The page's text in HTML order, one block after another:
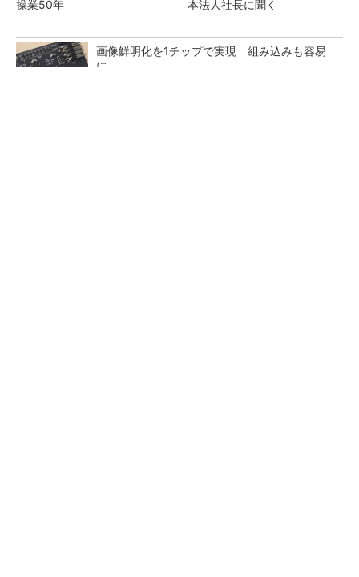
操業50年
本法人社長に聞く
画像鮮明化を1チップで実現 組み込みも容易
に